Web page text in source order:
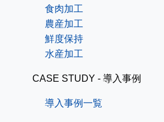
食肉加工
農産加工
鮮度保持
水産加工
CASE STUDY - 導入事例
導入事例一覧